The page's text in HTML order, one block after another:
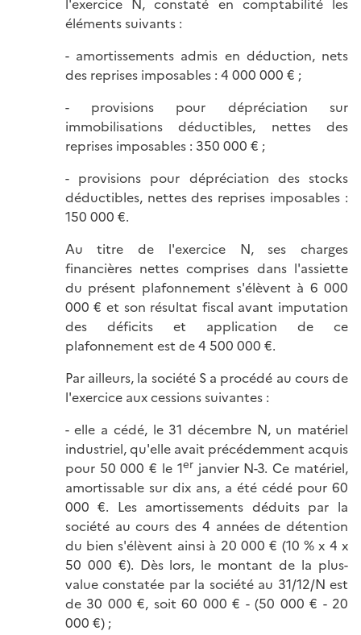
l'exercice N, constaté en comptabilité les
éléments suivants :
- amortissements admis en déduction, nets
des reprises imposables : 4 000 000 € ;
- provisions pour dépréciation sur
immobilisations déductibles, nettes des
reprises imposables : 350 000 € ;
- provisions pour dépréciation des stocks
déductibles, nettes des reprises imposables :
150 000 €.
Au titre de l'exercice N, ses charges
financières nettes comprises dans l'assiette
du présent plafonnement s'élèvent à 6 000
000 € et son résultat fiscal avant imputation
des déficits et application de ce
plafonnement est de 4 500 000 €.
Par ailleurs, la société S a procédé au cours de
l'exercice aux cessions suivantes :
- elle a cédé, le 31 décembre N, un matériel
industriel, qu'elle avait précédemment acquis
pour 50 000 € le 1erjanvier N-3. Ce matériel,
amortissable sur dix ans, a été cédé pour 60
000 €. Les amortissements déduits par la
société au cours des 4 années de détention
du bien s'élèvent ainsi à 20 000 € (10 % x 4 x
50 000 €). Dès lors, le montant de la plus-
value constatée par la société au 31/12/N est
de 30 000 €, soit 60 000 € - (50 000 € - 20
000 €) ;